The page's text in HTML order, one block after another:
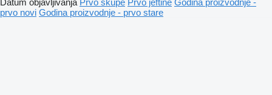
Datum objavljivanja Prvo skupe Prvo jeftine Godina proizvodnje -
prvo novi Godina proizvodnje - prvo stare